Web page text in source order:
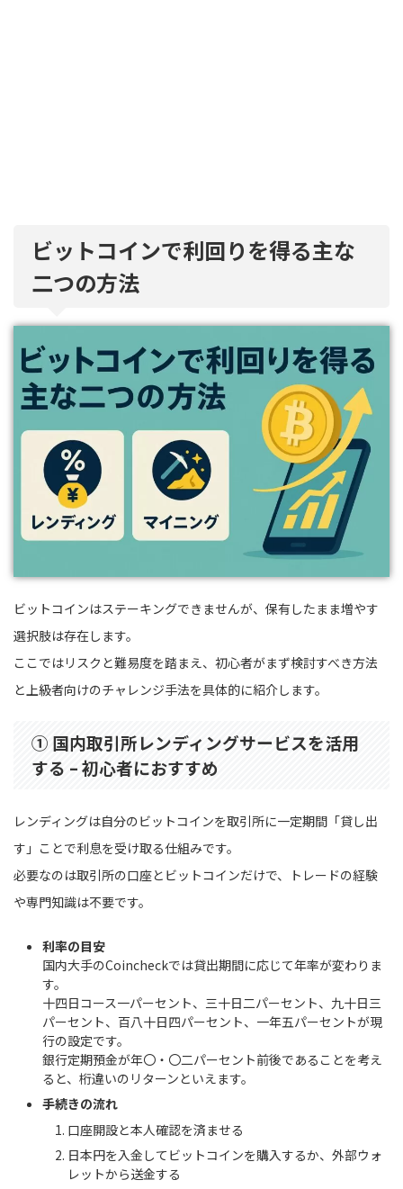
ビットコインで利回りを得る主な
二つの方法
ビットコインはステーキングできませんが、保有したまま増やす
選択肢は存在します。
ここではリスクと難易度を踏まえ、初心者がまず検討すべき方法
と上級者向けのチャレンジ手法を具体的に紹介します。
① 国内取引所レンディングサービスを活用
する – 初心者におすすめ
レンディングは自分のビットコインを取引所に一定期間「貸し出
す」ことで利息を受け取る仕組みです。
必要なのは取引所の口座とビットコインだけで、トレードの経験
や専門知識は不要です。
利率の目安
国内大手のCoincheckでは貸出期間に応じて年率が変わりま
す。
十四日コース一パーセント、三十日二パーセント、九十日三
パーセント、百八十日四パーセント、一年五パーセントが現
行の設定です。
銀行定期預金が年〇・〇二パーセント前後であることを考え
ると、桁違いのリターンといえます。
手続きの流れ
口座開設と本人確認を済ませる
日本円を入金してビットコインを購入するか、外部ウォ
レットから送金する